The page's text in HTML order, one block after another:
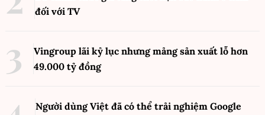
đối với TV
Vingroup lãi kỷ lục nhưng mảng sản xuất lỗ hơn
49.000 tỷ đồng
Người dùng Việt đã có thể trải nghiệm Google